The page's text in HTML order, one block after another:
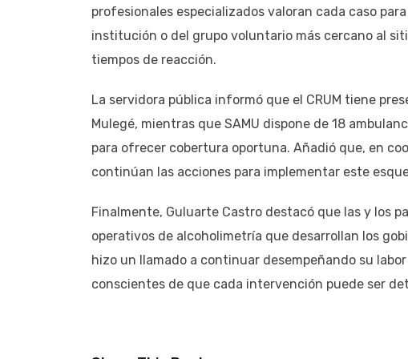
profesionales especializados valoran cada caso
institución o del grupo voluntario más cercano al
tiempos de reacción.
La servidora pública informó que el CRUM tiene
Mulegé, mientras que SAMU dispone de 18
para ofrecer cobertura oportuna. Añadió que, en
continúan las acciones para implementar este
Finalmente, Guluarte Castro destacó que las y los
operativos de alcoholimetría que desarrollan los
hizo un llamado a continuar desempeñando su
conscientes de que cada intervención puede ser